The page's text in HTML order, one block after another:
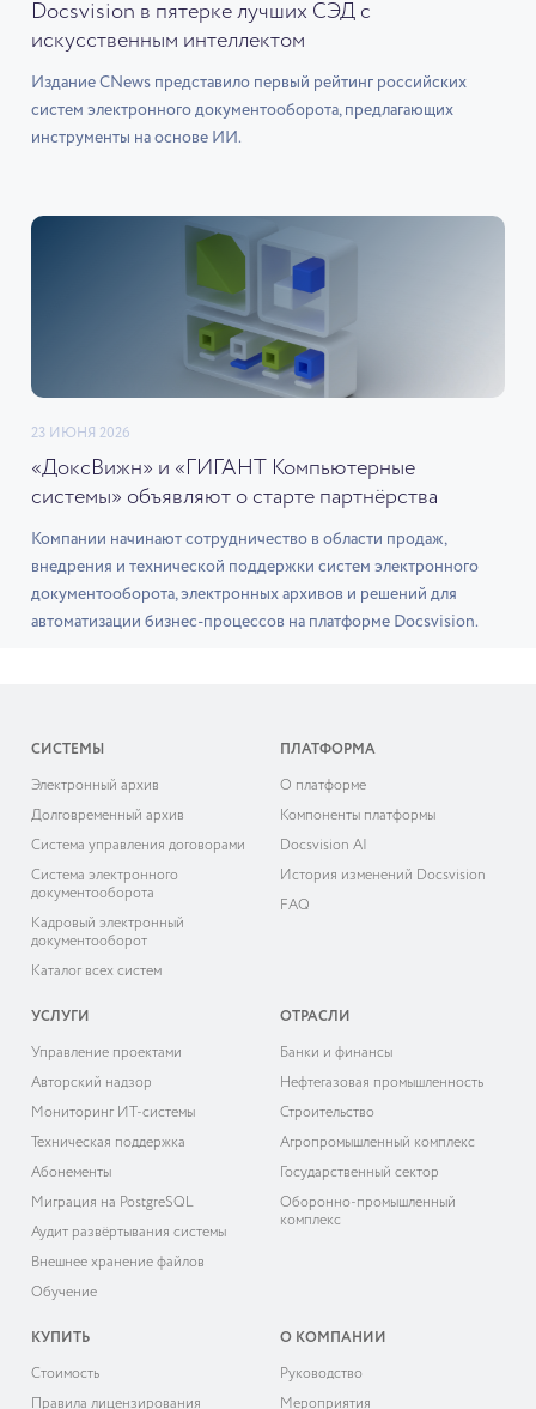
Docsvision в пятерке лучших СЭД с
искусственным интеллектом
Издание CNews представило первый рейтинг российских
систем электронного документооборота, предлагающих
инструменты на основе ИИ.
23 ИЮНЯ 2026
«ДоксВижн» и «ГИГАНТ Компьютерные
системы» объявляют о старте партнёрства
Компании начинают сотрудничество в области продаж,
внедрения и технической поддержки систем электронного
документооборота, электронных архивов и решений для
автоматизации бизнес-процессов на платформе Docsvision.
СИСТЕМЫ
Электронный архив
Долговременный архив
Система управления договорами
Система электронного
документооборота
Кадровый электронный
документооборот
Каталог всех систем
ПЛАТФОРМА
О платформе
Компоненты платформы
Docsvision AI
История изменений Docsvision
FAQ
УСЛУГИ
Управление проектами
Авторский надзор
Мониторинг ИТ-системы
Техническая поддержка
Абонементы
Миграция на PostgreSQL
Аудит развёртывания системы
Внешнее хранение файлов
Обучение
ОТРАСЛИ
Банки и финансы
Нефтегазовая промышленность
Строительство
Агропромышленный комплекс
Государственный сектор
Оборонно-промышленный
комплекс
КУПИТЬ
Cтоимость
Правила лицензирования
О КОМПАНИИ
Руководство
Мероприятия